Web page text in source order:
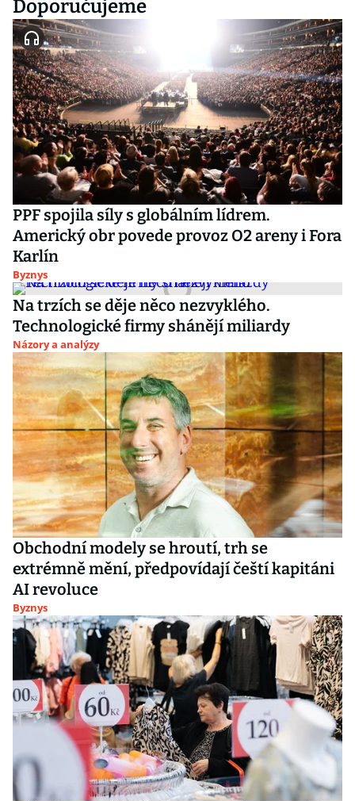
Doporučujeme
PPF spojila síly s globálním lídrem.
Americký obr povede provoz O2 areny i Fora
Karlín
Byznys
Na trzích se děje něco nezvyklého.
Technologické firmy shánějí miliardy
Názory a analýzy
Obchodní modely se hroutí, trh se
extrémně mění, předpovídají čeští kapitáni
AI revoluce
Byznys